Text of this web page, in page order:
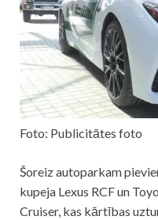
Foto: Publicitātes foto
Šoreiz autoparkam
kupeja Lexus RCF un
Cruiser, kas kārtības